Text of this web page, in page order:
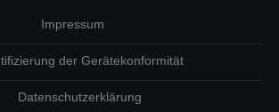
Impressum
der Gerätekonformität
Datenschutzerklärung